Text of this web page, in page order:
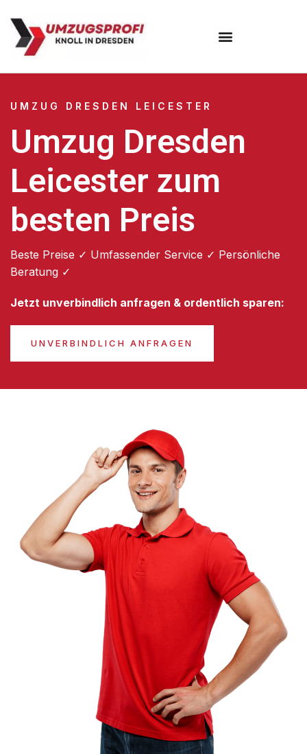
UMZUG DRESDEN LEICESTER
Umzug Dresden
Leicester zum
besten Preis
Beste Preise ✓ Umfassender Service ✓ Persönliche
Beratung ✓
Jetzt unverbindlich anfragen & ordentlich sparen:
UNVERBINDLICH ANFRAGEN